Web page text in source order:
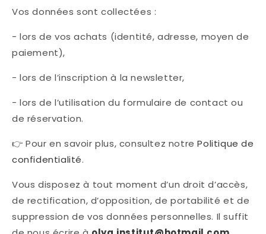
Vos données sont collectées :
- lors de vos achats (identité, adresse, moyen de
paiement),
- lors de l’inscription à la newsletter,
- lors de l’utilisation du formulaire de contact ou
de réservation.
👉 Pour en savoir plus, consultez notrePolitique de
confidentialité.
Vous disposez à tout moment d’un droit d’accès,
de rectification, d’opposition, de portabilité et de
suppression de vos données personnelles. Il suffit